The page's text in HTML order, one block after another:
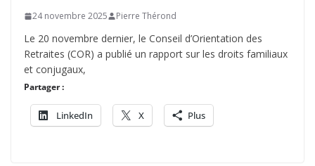
24 novembre 2025 Pierre Thérond
Le 20 novembre dernier, le Conseil d’Orientation des
Retraites (COR) a publié un rapport sur les droits familiaux
et conjugaux,
Partager :
LinkedIn X Plus